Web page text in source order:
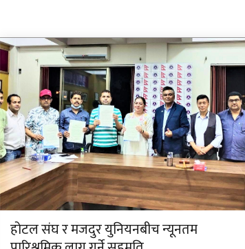
होटल संघ र मजदुर युनियनबीच न्यूनतम